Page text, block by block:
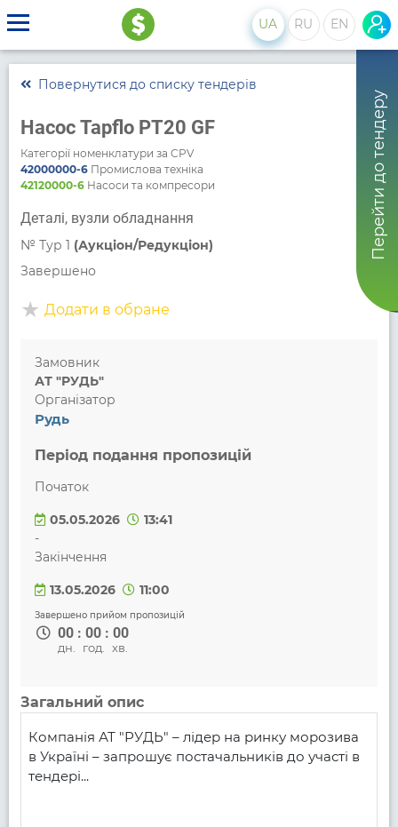
UA RU EN
Перейти до тендеру
Повернутися до списку тендерів
Насос Tapflo PT20 GF
Категорії номенклатури за CPV
42000000-6Промислова техніка
42120000-6Насоси та компресори
Деталі, вузли обладнання
№ Тур 1 (Аукціон/Редукціон)
Завершено
Додати в обране
Замовник
АТ "РУДЬ"
Організатор
Рудь
Період подання пропозицій
Початок
05.05.2026
13:41
-
Закінчення
13.05.2026 11:00
Завершено прийом пропозицій
00 : 00 : 00
дн. год. хв.
Загальний опис
Компанія АТ "РУДЬ" – лідер на ринку морозива
в Україні – запрошує постачальників до участі в
тендері...